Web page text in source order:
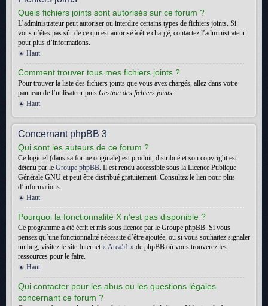
Quels fichiers joints sont autorisés sur ce forum ?
L’administrateur peut autoriser ou interdire certains types de fichiers joints. Si
vous n’êtes pas sûr de ce qui est autorisé à être chargé, contactez l’administrateur
pour plus d’informations.
Haut
Comment trouver tous mes fichiers joints ?
Pour trouver la liste des fichiers joints que vous avez chargés, allez dans votre
panneau de l’utilisateur puis Gestion des fichiers joints.
Haut
Concernant phpBB 3
Qui sont les auteurs de ce forum ?
Ce logiciel (dans sa forme originale) est produit, distribué et son copyright est
détenu par le Groupe phpBB. Il est rendu accessible sous la Licence Publique
Générale GNU et peut être distribué gratuitement. Consultez le lien pour plus
d’informations.
Haut
Pourquoi la fonctionnalité X n’est pas disponible ?
Ce programme a été écrit et mis sous licence par le Groupe phpBB. Si vous
pensez qu’une fonctionnalité nécessite d’être ajoutée, ou si vous souhaitez signaler
un bug, visitez le site Internet« Area51 » de phpBB où vous trouverez les
ressources pour le faire.
Haut
Qui contacter pour les abus ou les questions légales
concernant ce forum ?